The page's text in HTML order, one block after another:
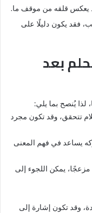
يعكس قلقه من موقف ما.
فقد يكون دليلًا على
بعد
لذا يُنصح بما يلي:
تتحقق، وقد تكون مجرد
يساعد في فهم المعنى
مزعجًا، يمكن اللجوء إلى
وقد تكون إشارة إلى